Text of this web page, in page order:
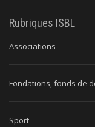
Rubriques ISBL
Associations
Fondations, fonds de
Sport